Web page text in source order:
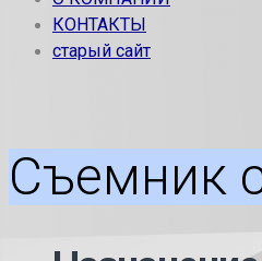
КОНТАКТЫ
старый сайт
Съемник